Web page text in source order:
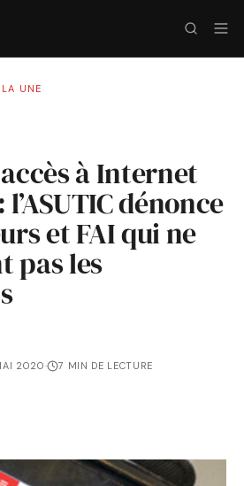
UNE
à Internet
dénonce
et FAI qui ne
pas les
2020· 7 MIN DE LECTURE